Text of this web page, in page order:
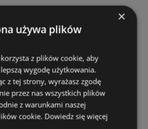
km
Jeziorna
×
używa plików
z plików cookie, aby
wygodę użytkowania.
z tej strony, wyrażasz zgodę
przez nas wszystkich plików
z warunkami naszej
cookie. Dowiedz się więcej